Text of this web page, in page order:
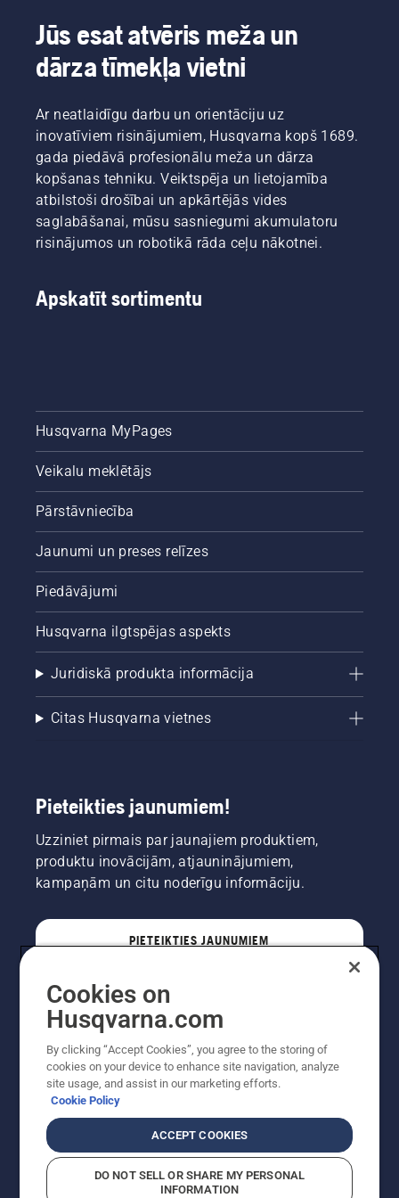
Husqvarna
elektrisko
un ar
akumulatoru
rokā
turamo
produktu
nodaļas
vadītājs.
akumulatora
tehniku,
šīs rūpes
atkrīt.
Jūs esat atvēris meža un
dārza tīmekļa vietni
Ar neatlaidīgu darbu un orientāciju uz
inovatīviem risinājumiem, Husqvarna kopš 1689.
gada piedāvā profesionālu meža un dārza
kopšanas tehniku. Veiktspēja un lietojamība
atbilstoši drošībai un apkārtējās vides
saglabāšanai, mūsu sasniegumi akumulatoru
risinājumos un robotikā rāda ceļu nākotnei.
Apskatīt sortimentu
Husqvarna MyPages
Veikalu meklētājs
Pārstāvniecība
Jaunumi un preses relīzes
Piedāvājumi
Husqvarna ilgtspējas aspekts
Juridiskā produkta informācija
Citas Husqvarna vietnes
Pieteikties jaunumiem!
Uzziniet pirmais par jaunajiem produktiem,
produktu inovācijām, atjauninājumiem,
kampaņām un citu noderīgu informāciju.
PIETEIKTIES JAUNUMIEM
Cookies on
Husqvarna.com
By clicking “Accept Cookies”, you agree to the storing of
cookies on your device to enhance site navigation, analyze
site usage, and assist in our marketing efforts.
Cookie Policy
ACCEPT COOKIES
DO NOT SELL OR SHARE MY PERSONAL
INFORMATION